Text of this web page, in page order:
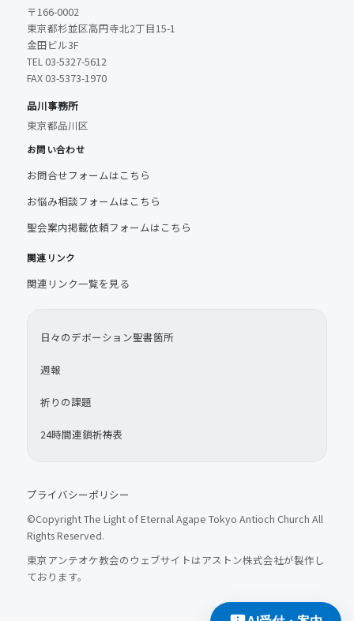
〒166-0002
東京都杉並区高円寺北2丁目15-1
金田ビル3F
TEL 03-5327-5612
FAX 03-5373-1970
品川事務所
東京都品川区
お問い合わせ
お問合せフォームはこちら
お悩み相談フォームはこちら
聖会案内掲載依頼フォームはこちら
関連リンク
関連リンク一覧を見る
日々のデボーション聖書箇所
週報
祈りの課題
24時間連鎖祈祷表
プライバシーポリシー
©Copyright The Light of Eternal Agape Tokyo Antioch Church All
Rights Reserved.
東京アンテオケ教会のウェブサイトはアストン株式会社が製作し
ております。